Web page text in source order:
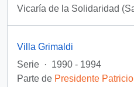
Vicaría de la Solidaridad
Villa Grimaldi
Serie · 1990 - 1994
Parte de Presidente